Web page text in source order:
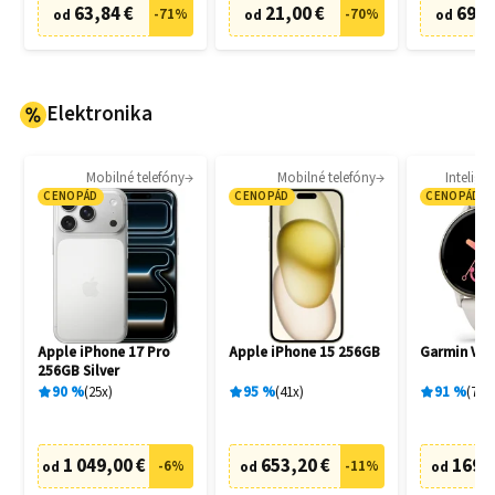
od 63,84 € -71% od 21,00 € -70% od
Elektronika
Mobilné telefóny
CENOPÁD
Apple iPhone 17 Pro
256GB Silver
90% 25x
od 1 049,00 € -6%
Mobilné telefóny
CENOPÁD
Apple iPhone 15 256GB
95% 41x
od 653,20 € -11%
CENOPÁD
Garmin
91% 77
od